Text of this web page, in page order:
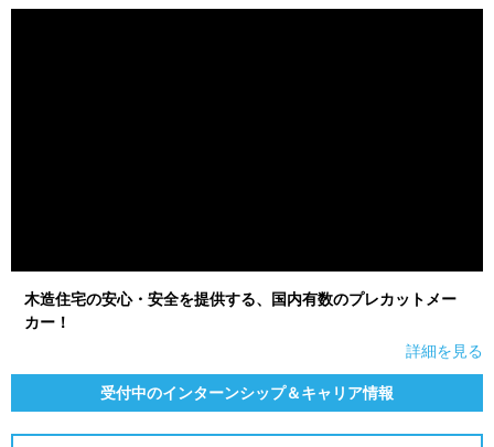
木造住宅の安心・安全を提供する、国内有数のプレカットメー
カー！
詳細を見る
受付中のインターンシップ＆キャリア情報